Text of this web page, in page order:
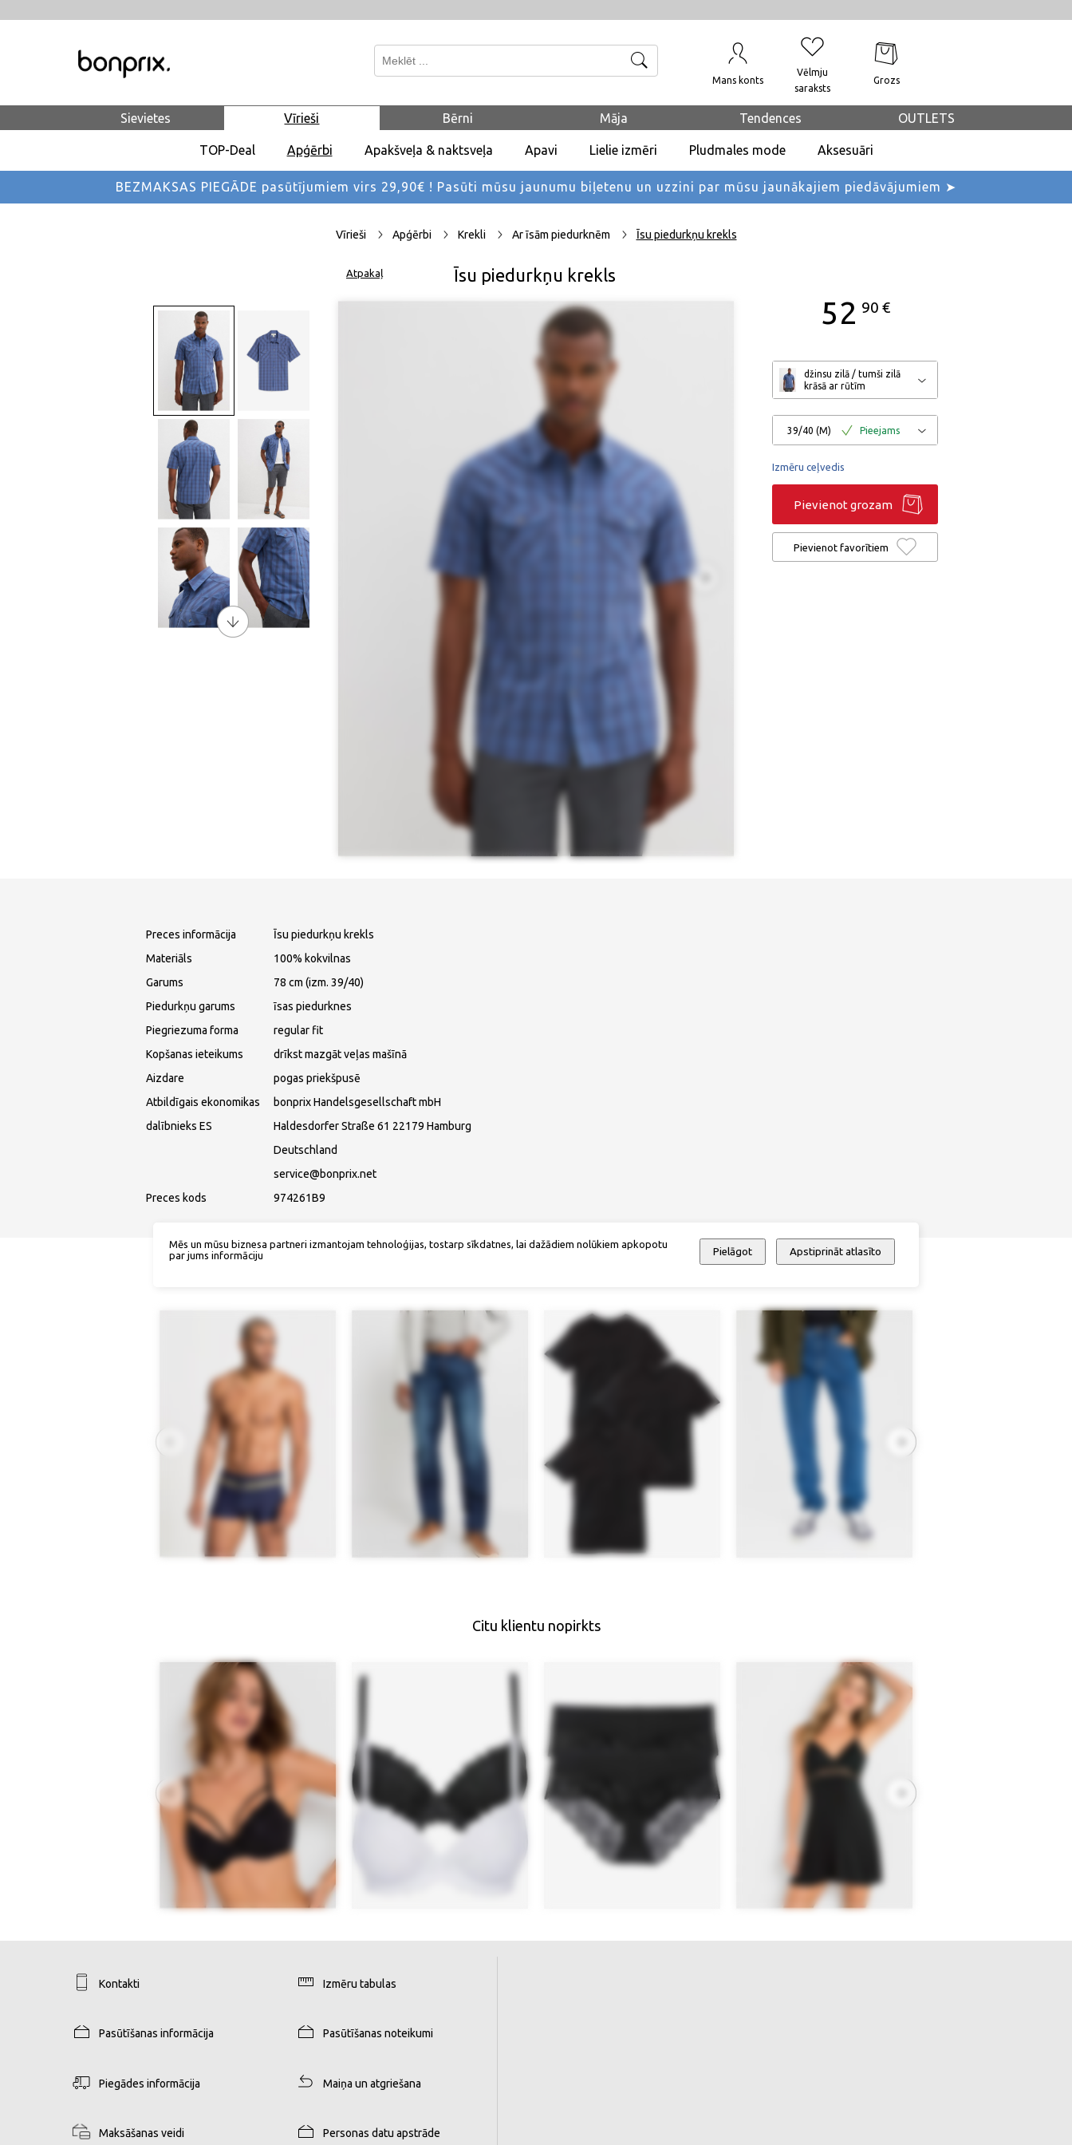
Meklēt
Mans konts
Vēlmju
saraksts
Grozs
Sievietes Vīrieši
TOP-Deal Apģērbi Apakšveļa & naktsveļa Apavi Lielie izmēri Pludmales mode Aksesuāri
Bērni Māja Tendences OUTLETS
BEZMAKSAS PIEGĀDE pasūtījumiem virs 29,90€ ! Pasūti mūsu jaunumu biļetenu un uzzini par mūsu jaunākajiem piedāvājumiem ➤
Vīrieši Apģērbi Krekli Ar īsām piedurknēm Īsu piedurkņu krekls
Atpakaļ Īsu piedurkņu krekls
52 90 €
džinsu zilā / tumši zilā
krāsā ar rūtīm
39/40 (M) Pieejams
Izmēru ceļvedis
Pievienot grozam
Pievienot favorītiem
Preces informācija
Īsu piedurkņu krekls
Materiāls
100% kokvilnas
Garums
78 cm (izm. 39/40)
Piedurkņu garums
īsas piedurknes
Piegriezuma forma
regular fit
Kopšanas ieteikums
drīkst mazgāt veļas mašīnā
Aizdare
pogas priekšpusē
Atbildīgais ekonomikas
dalībnieks ES
bonprix Handelsgesellschaft mbH
Haldesdorfer Straße 61 22179 Hamburg
Deutschland
service@bonprix.net
Preces kods
974261B9
Citu klientu nopirkts
Kontakti Izmēru tabulas
Pasūtīšanas informācija Pasūtīšanas noteikumi
Piegādes informācija Maiņa un atgriešana
Maksāšanas veidi Personas datu apstrāde
Mēs un mūsu biznesa partneri izmantojam tehnoloģijas, tostarp sīkdatnes, lai dažādiem nolūkiem apkopotu
par jums informāciju
Pielāgot Apstiprināt atlasīto